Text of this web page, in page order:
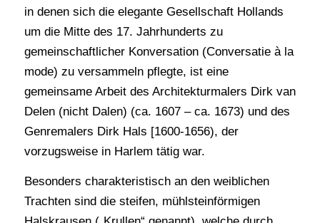
in denen sich die elegante Gesellschaft Hollands
um die Mitte des 17. Jahrhunderts zu
gemeinschaftlicher Konversation (Conversatie à la
mode) zu versammeln pflegte, ist eine
gemeinsame Arbeit des Architekturmalers Dirk van
Delen (nicht Dalen) (ca. 1607 – ca. 1673) und des
Genremalers Dirk Hals [1600-1656), der
vorzugsweise in Harlem tätig war.
Besonders charakteristisch an den weiblichen
Trachten sind die steifen, mühlsteinförmigen